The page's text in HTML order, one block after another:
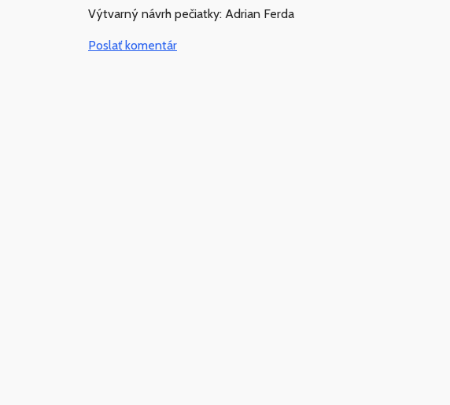
Výtvarný návrh pečiatky: Adrian Ferda
Poslať komentár